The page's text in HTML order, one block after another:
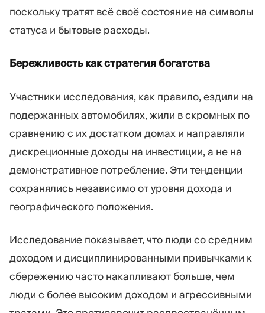
поскольку тратят всё своё состояние на символы
статуса и бытовые расходы.
Бережливость как стратегия богатства
Участники исследования, как правило, ездили на
подержанных автомобилях, жили в скромных по
сравнению с их достатком домах и направляли
дискреционные доходы на инвестиции, а не на
демонстративное потребление. Эти тенденции
сохранялись независимо от уровня дохода и
географического положения.
Исследование показывает, что люди со средним
доходом и дисциплинированными привычками к
сбережению часто накапливают больше, чем
люди с более высоким доходом и агрессивными